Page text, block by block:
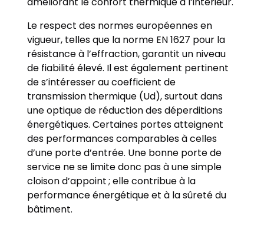
Le respect des normes européennes en
vigueur, telles que la norme EN 1627 pour la
résistance à l’effraction, garantit un niveau
de fiabilité élevé. Il est également pertinent
de s’intéresser au coefficient de
transmission thermique (Ud), surtout dans
une optique de réduction des déperditions
énergétiques. Certaines portes atteignent
des performances comparables à celles
d’une porte d’entrée. Une bonne porte de
service ne se limite donc pas à une simple
cloison d’appoint ; elle contribue à la
performance énergétique et à la sûreté du
bâtiment.